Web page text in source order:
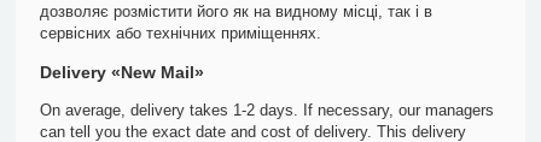
дозволяє розмістити його як на видному місці, так і в
сервісних або технічних приміщеннях.
Delivery «New Mail»
On average, delivery takes 1-2 days. If necessary, our managers
can tell you the exact date and cost of delivery. This delivery